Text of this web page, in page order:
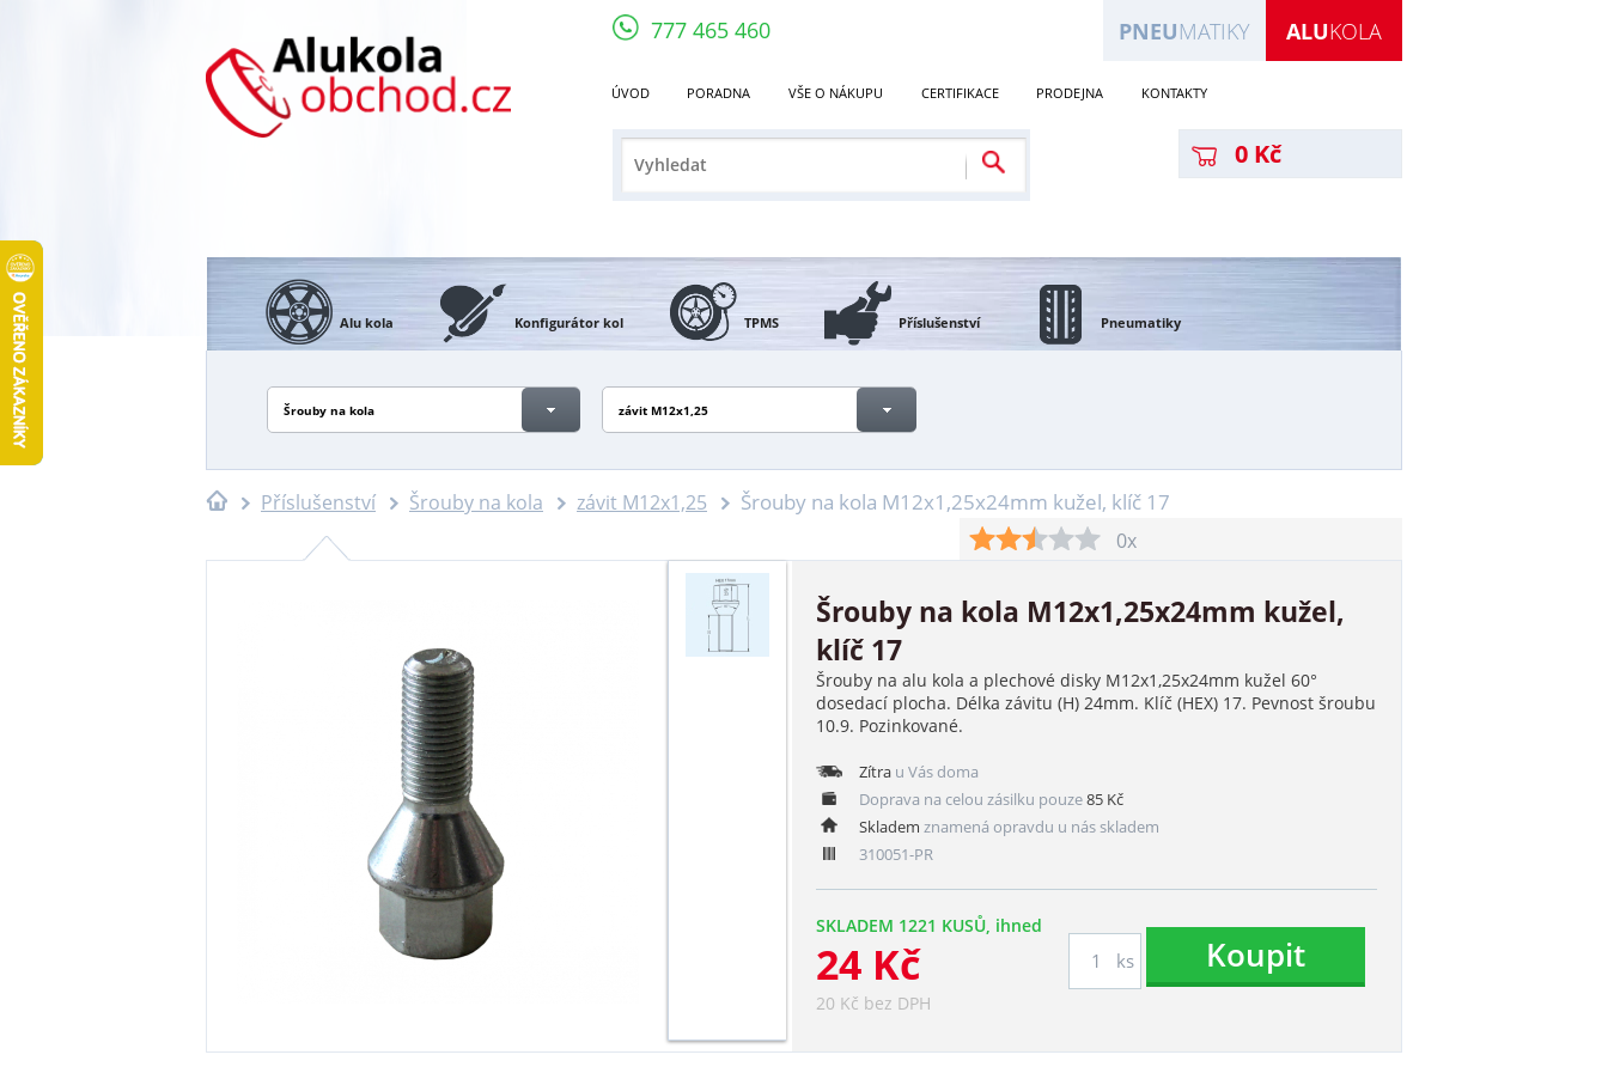
777 465 460 ALUKOLA
PNEUMATIKY
ÚVOD PORADNA VŠE O NÁKUPU CERTIFIKACE PRODEJNA KONTAKTY
0 Kč
Alu kola Konfigurátor kol TPMS Příslušenství Pneumatiky
Šrouby na kola závit M12x1,25
Příslušenství Šrouby na kola závit M12x1,25 Šrouby na kola M12x1,25x24mm kužel, klíč 17
0x
Šrouby na kola M12x1,25x24mm kužel,
klíč 17
Šrouby na alu kola a plechové disky M12x1,25x24mm kužel 60°
dosedací plocha. Délka závitu (H) 24mm. Klíč (HEX) 17. Pevnost šroubu
10.9. Pozinkované.
Zítra u Vás doma
Doprava na celou zásilku pouze85 Kč
Skladem znamená opravdu u nás skladem
310051-PR
SKLADEM 1221 KUSŮ, ihned
24 Kč
20 Kč bez DPH
ks Koupit